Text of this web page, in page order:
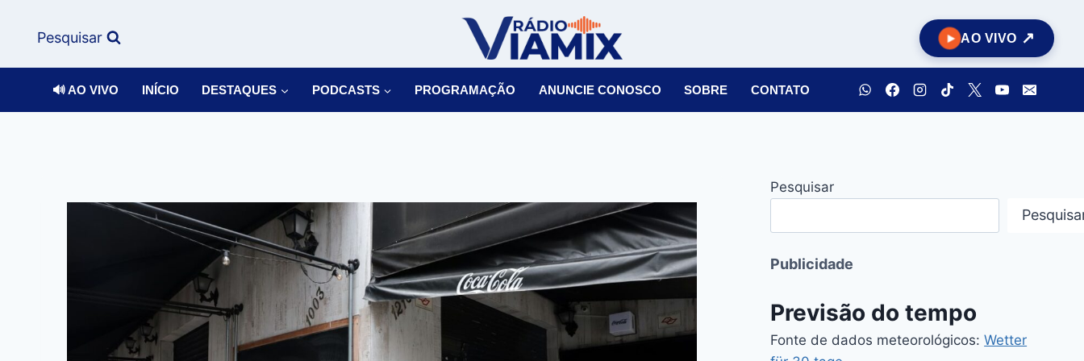
Pesquisar AO VIVO
🔊 AO VIVO INÍCIO DESTAQUES PODCASTS PROGRAMAÇÃO ANUNCIE CONOSCO SOBRE CONTATO
Pesquisar
Publicidade
Previsão do tempo
Fonte de dados meteorológicos:Wetter